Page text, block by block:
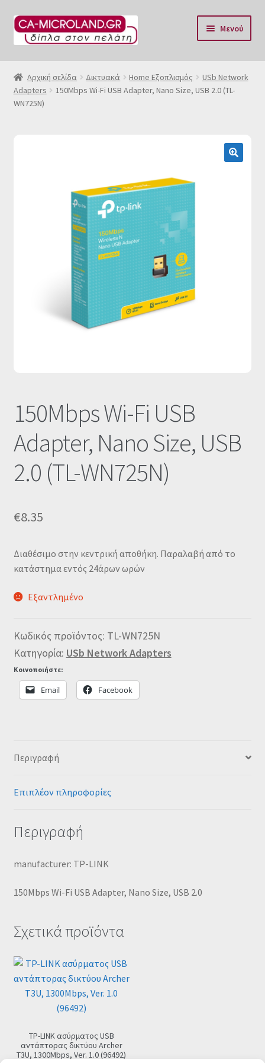
Απευθείας
μετάβαση
Μετάβαση
σε
Μενού
Αρχική
Η Eταιρία μας
Τρόποι Πληρωμής
Πολιτική επιστροφών
Οι Συνεργασίες μας
Αρχική σελίδα Δικτυακά Home Εξοπλισμός
USb Network
Adapters
150Mbps Wi-Fi USB Adapter, Nano Size, USB 2.0 (TL-
WN725N)
150Mbps Wi-Fi USB
Adapter, Nano Size, USB
2.0 (TL-WN725N)
€8.35
Διαθέσιμο στην κεντρική αποθήκη. Παραλαβή από το
κατάστημα εντός 24άρων ωρών
Εξαντλημένο
Κωδικός προϊόντος: TL-WN725N
Κατηγορία: USb Network Adapters
Κοινοποιήστε:
Email Facebook
Περιγραφή
Επιπλέον πληροφορίες
Περιγραφή
manufacturer: ΤΡ-LΙΝΚ
150Mbps Wi-Fi USB Adapter, Nano Size, USB 2.0
Σχετικά προϊόντα
TP-LINK ασύρματος USB
αντάπτορας δικτύου Archer
T3U, 1300Mbps, Ver. 1.0 (96492)